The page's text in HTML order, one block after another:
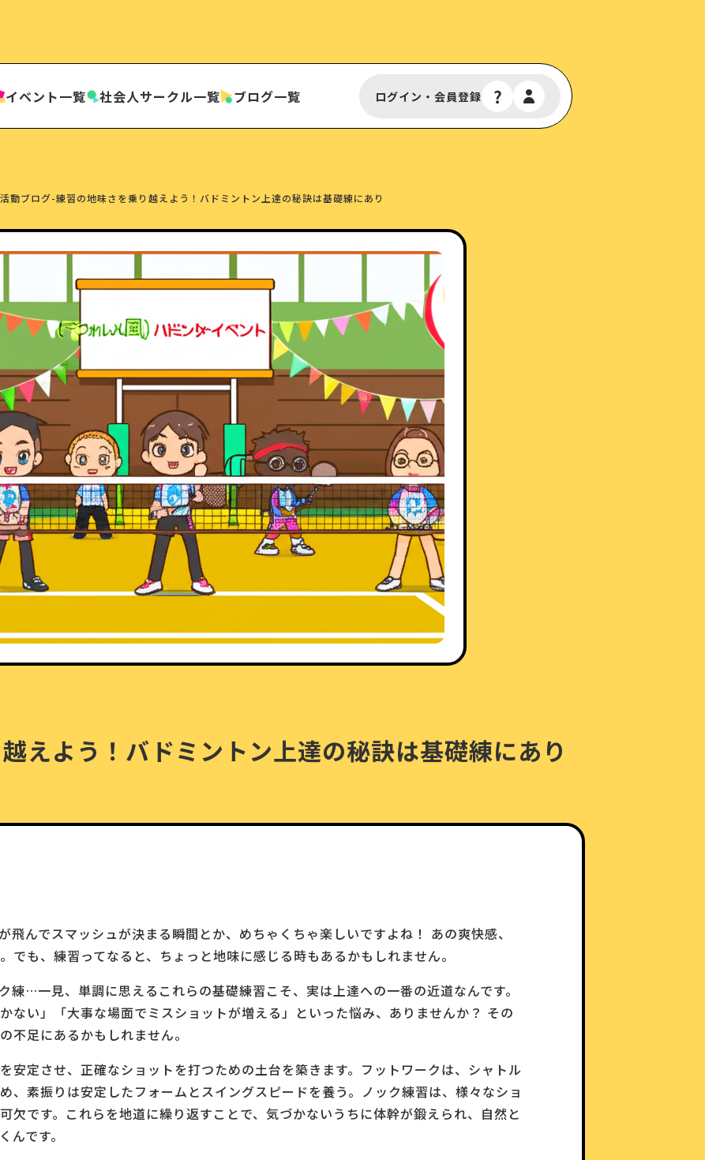
イベント一覧 社会人サークル一覧 ブログ一覧 ログイン・会員登録
活動ブログ-練習の地味さを乗り越えよう！バドミントン上達の秘訣は基礎練にあり
えよう！バドミントン上達の秘訣は基礎練にあり
飛んでスマッシュが決まる瞬間とか、めちゃくちゃ楽しいですよね！ あの爽快感、
でも、練習ってなると、ちょっと地味に感じる時もあるかもしれません。
練…一見、単調に思えるこれらの基礎練習こそ、実は上達への一番の近道なんです。
ない」「大事な場面でミスショットが増える」といった悩み、ありませんか？ その
不足にあるかもしれません。
安定させ、正確なショットを打つための土台を築きます。フットワークは、シャトル
、素振りは安定したフォームとスイングスピードを養う。ノック練習は、様々なショ
欠です。これらを地道に繰り返すことで、気づかないうちに体幹が鍛えられ、自然と
です。